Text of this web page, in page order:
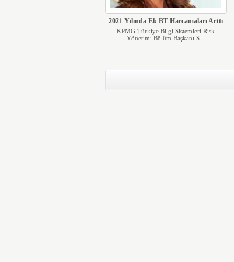
2021 Yılında Ek BT Harcamaları Arttı
KPMG Türkiye Bilgi Sistemleri Risk
Yönetimi Bölüm Başkanı S...